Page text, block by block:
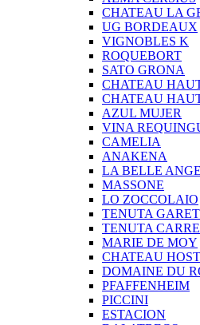
CHATEAU LA
UG BORDEAUX
VIGNOBLES K
ROQUEBORT
SATO GRONA
CHATEAU
CHATEAU
AZUL MUJER
VINA
CAMELIA
ANAKENA
LA BELLE
MASSONE
LO ZOCCOLAIO
TENUTA
TENUTA
MARIE DE MOY
CHATEAU
DOMAINE DU
PFAFFENHEIM
PICCINI
ESTACION